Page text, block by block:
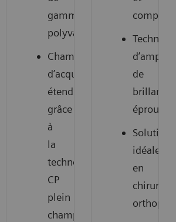
gamme
polyvalent
Champ
d’acquisition
étendu
grâce
à
la
technologie
CP
plein
champ
compact
de
brillance
éprouvée
Solution
idéale
en
chirurgie